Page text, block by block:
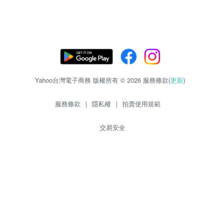
Yahoo台灣電子商務 版權所有 © 2026 服務條款(更新)
服務條款 | 隱私權 | 拍賣使用規範
交易安全